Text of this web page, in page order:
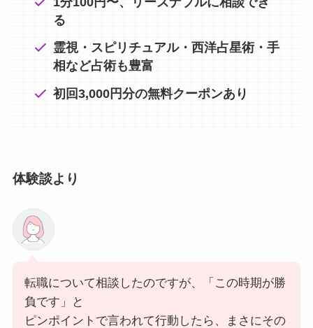
る
霊視・スピリチュアル・西洋占星術・手
相など占術も豊富
初回3,000円分の無料クーポンあり
体験談より
転職について相談したのですが、「この時期が勝
負です」と
ピンポイントで言われて行動したら、まさにその